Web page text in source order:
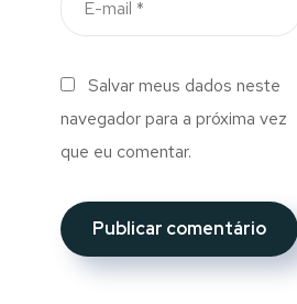
Salvar meus dados neste
navegador para a próxima vez
que eu comentar.